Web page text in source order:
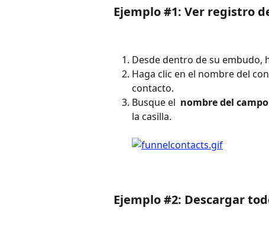
Ejemplo #1: Ver registro
Desde dentro de su embudo,
Haga clic en el nombre del
contacto.
Busque el nombre del
la casilla.
Ejemplo #2: Descargar